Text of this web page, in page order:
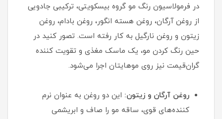
در فرمولاسیون رنگ مو گروه بیسکویتی، ترکیبی جادویی
از روغن آرگان، روغن هسته انگور، روغن بادام، روغن
زیتون و روغن نارگیل به کار رفته است. تصور کنید در
حین رنگ کردن مو، یک ماسک مغذی و تقویت‌ کننده
گران‌قیمت نیز روی موهایتان اجرا می‌شود.
روغن آرگان و زیتون: این دو روغن به عنوان نرم‌
کننده‌های قوی، ساقه مو را صاف و ابریشمی